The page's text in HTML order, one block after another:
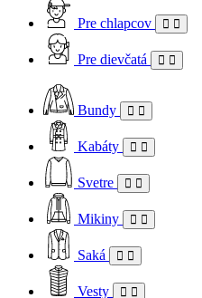
Pre chlapcov
Pre dievčatá
Bundy
Kabáty
Svetre
Mikiny
Saká
Vesty